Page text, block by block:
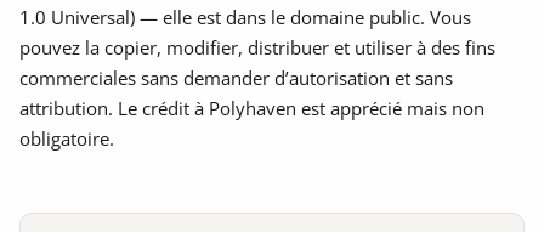
1.0 Universal) — elle est dans le domaine public. Vous
pouvez la copier, modifier, distribuer et utiliser à des fins
commerciales sans demander d’autorisation et sans
attribution. Le crédit à Polyhaven est apprécié mais non
obligatoire.